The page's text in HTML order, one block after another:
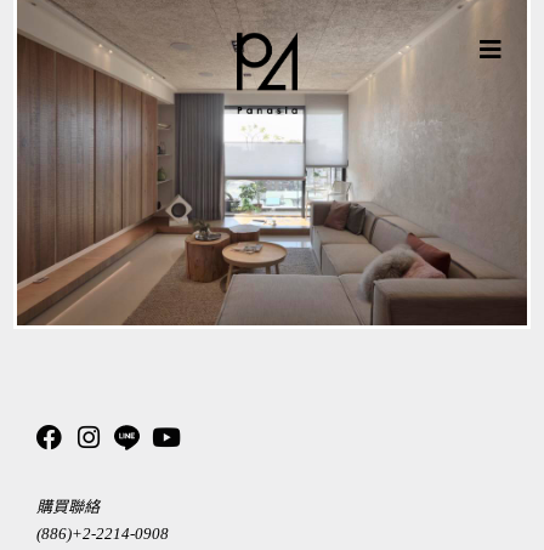
購買聯絡
(886)+2-2214-0908